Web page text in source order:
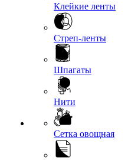
Клейкие ленты
Стреп-ленты
Шпагаты
Нити
Сетка овощная